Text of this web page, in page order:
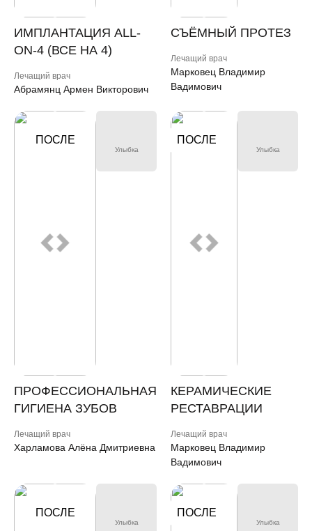
ИМПЛАНТАЦИЯ ALL-
ON-4 (ВСЕ НА 4)
Лечащий врач
Абрамянц Армен Викторович
СЪЁМНЫЙ ПРОТЕЗ
Лечащий врач
Марковец Владимир
Вадимович
ДО
ПОСЛЕ
Улыбка
ПРОФЕССИОНАЛЬНАЯ
ГИГИЕНА ЗУБОВ
Лечащий врач
Харламова Алёна Дмитриевна
ДО
ПОСЛЕ
Улыбка
КЕРАМИЧЕСКИЕ
РЕСТАВРАЦИИ
Лечащий врач
Марковец Владимир
Вадимович
ДО
ПОСЛЕ
Улыбка
ДО
ПОСЛЕ
Улыбка